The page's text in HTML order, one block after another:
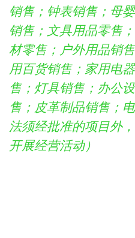
销售；钟表销售；母
销售；文具用品零售
材零售；户外用品销
用百货销售；家用电
售；灯具销售；办公
售；皮革制品销售；
法须经批准的项目外
开展经营活动）